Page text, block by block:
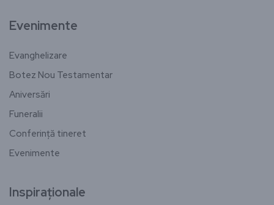
Evenimente
Evanghelizare
Botez Nou Testamentar
Aniversări
Funeralii
Conferință tineret
Evenimente
Inspiraționale